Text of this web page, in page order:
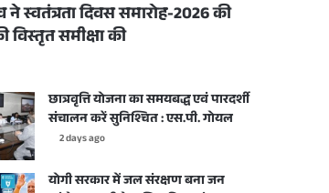
स्वतंत्रता दिवस समारोह-2026 की
विस्तृत समीक्षा की
छात्रवृत्ति योजना का समयबद्ध एवं पारदर्शी
संचालन करें सुनिश्चित : एस.पी. गोयल
2 days ago
योगी सरकार में जल संरक्षण बना जन